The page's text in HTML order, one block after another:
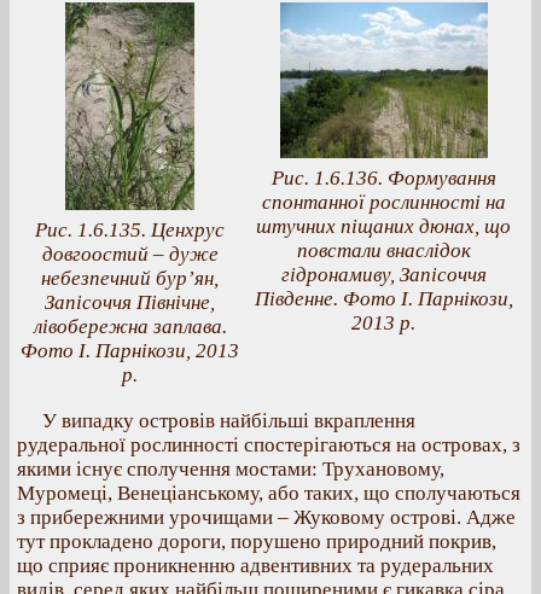
Рис. 1.6.135. Ценхрус
довгоостий – дуже
небезпечний бур’ян,
Запісоччя Північне,
лівобережна заплава.
Фото І. Парнікози, 2013
р.
Рис. 1.6.136. Формування
спонтанної рослинності на
штучних піщаних дюнах, що
повстали внаслідок
гідронамиву, Запісоччя
Південне. Фото І. Парнікози,
2013 р.
У випадку островів найбільші вкраплення
рудеральної рослинності спостерігаються на островах, з
якими існує сполучення мостами: Трухановому,
Муромеці, Венеціанському, або таких, що сполучаються
з прибережними урочищами – Жуковому острові. Адже
тут прокладено дороги, порушено природний покрив,
що сприяє проникненню адвентивних та рудеральних